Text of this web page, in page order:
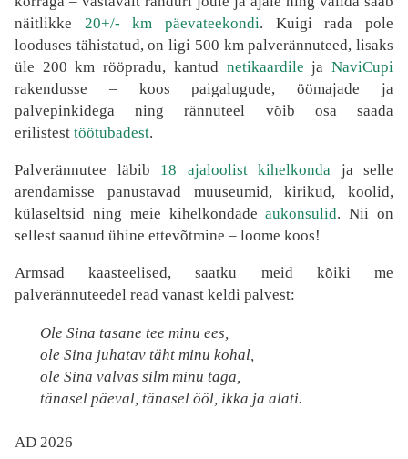
näitlikke 20+/- km päevateekondi. Kuigi rada pole
looduses tähistatud, on ligi 500 km palverännuteed, lisaks
üle 200 km rööpradu, kantud netikaardile jaNaviCupi
rakendusse – koos paigalugude, öömajade ja
palvepinkidega ning rännuteel võib osa saada
erilistest töötubadest.
Palverännutee läbib 18 ajaloolist kihelkonda ja selle
arendamisse panustavad muuseumid, kirikud, koolid,
külaseltsid ning meie kihelkondadeaukonsulid. Nii on
sellest saanud ühine ettevõtmine – loome koos!
Armsad kaasteelised, saatku meid kõiki me
palverännuteedel read vanast keldi palvest:
Ole Sina tasane tee minu ees,
ole Sina juhatav täht minu kohal,
ole Sina valvas silm minu taga,
tänasel päeval, tänasel ööl, ikka ja alati.
AD 2026